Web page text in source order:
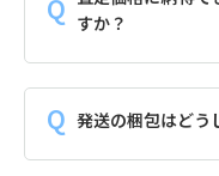
すか？
発送の梱包はどう